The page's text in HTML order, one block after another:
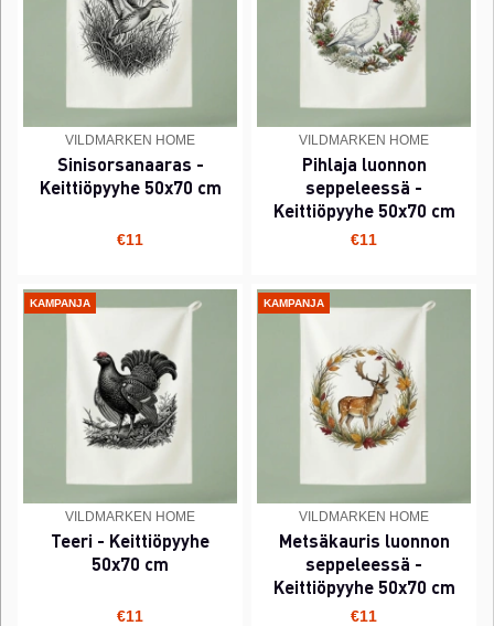
VILDMARKEN HOME
Sinisorsanaaras -
Keittiöpyyhe 50x70 cm
€11
VILDMARKEN HOME
Pihlaja luonnon
seppeleessä -
Keittiöpyyhe 50x70 cm
€11
KAMPANJA
VILDMARKEN HOME
Teeri - Keittiöpyyhe
50x70 cm
€11
KAMPANJA
VILDMARKEN HOME
Metsäkauris luonnon
seppeleessä -
Keittiöpyyhe 50x70 cm
€11